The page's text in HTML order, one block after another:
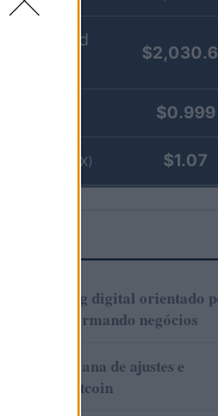
ETH Yield
$0.999
(USDEX) $1.07
o marketing digital orientado
está transformando negócios
e cripto: semana de ajustes e
de Bitcoin